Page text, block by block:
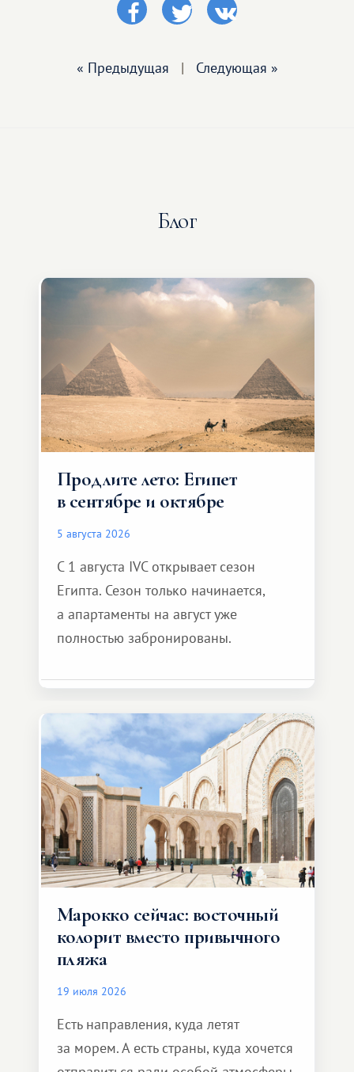
« Предыдущая | Следующая »
Блог
Продлите лето: Египет
в сентябре и октябре
5 августа 2026
С 1 августа IVC открывает сезон
Египта. Сезон только начинается,
а апартаменты на август уже
полностью забронированы.
Марокко сейчас: восточный
колорит вместо привычного
пляжа
19 июля 2026
Есть направления, куда летят
за морем. А есть страны, куда хочется